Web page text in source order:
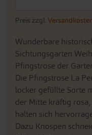
Preis zzgl.
Wunderbare
Sichtungsgarten
Pfingstrose der
Die Pfingstrose La
locker gefüllte Sorte
der Mitte kräftig
halten sich
Dazu Knospen